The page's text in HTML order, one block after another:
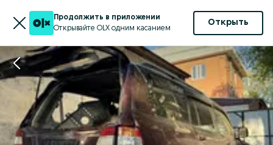
Продолжить в приложении
Открывайте OLX одним касанием
Открыть